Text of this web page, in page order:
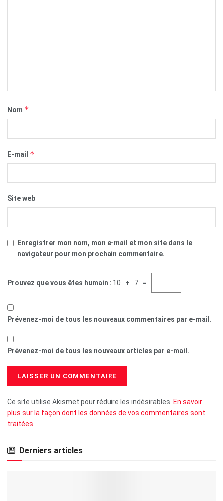
Nom *
E-mail *
Site web
Enregistrer mon nom, mon e-mail et mon site dans le
navigateur pour mon prochain commentaire.
Prouvez que vous êtes humain : 10 + 7 =
Prévenez-moi de tous les nouveaux commentaires par e-mail.
Prévenez-moi de tous les nouveaux articles par e-mail.
Ce site utilise Akismet pour réduire les indésirables. En savoir
plus sur la façon dont les données de vos commentaires sont
traitées
Derniers articles